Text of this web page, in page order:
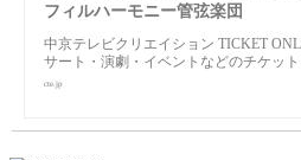
フィルハーモニー管弦楽団
中京テレビクリエイション TICKET
サート・演劇・イベントなどのチケット
cte.jp